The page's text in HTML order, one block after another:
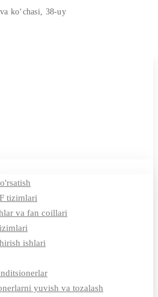
ko‘chasi, 38-uy
tizimlari
va fan coillari
ishlari
yuvish va tozalash